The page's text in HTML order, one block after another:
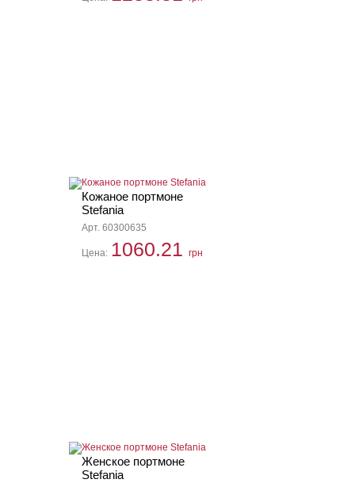
Кожаное портмоне
Stefania
Арт. 60300635
Цена: 1060.21 грн
Женское портмоне
Stefania